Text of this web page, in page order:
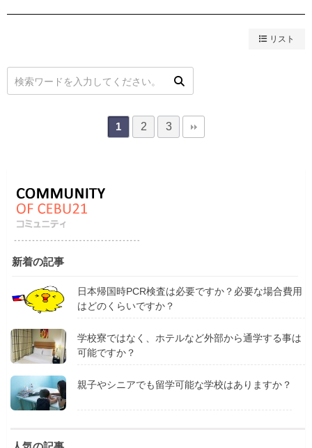
リスト
1 2 3
新着の記事
日本帰国時PCR検査は必要ですか？必要な場合費用
はどのくらいですか？
学校寮ではなく、ホテルなど外部から通学する事は
可能ですか？
親子やシニアでも留学可能な学校はありますか？